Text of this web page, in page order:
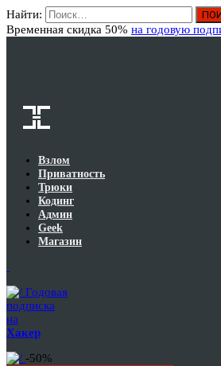
Найти:
Временная скидка 50% на годовую
Взлом
Приватность
Трюки
Кодинг
Админ
Geek
Магазин
Годовая
подписка
на
Хакер
-50%